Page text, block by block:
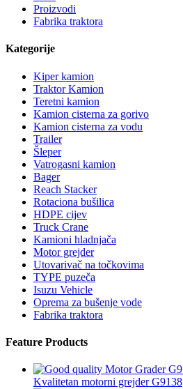
Proizvodi
Fabrika traktora
Kategorije
Kiper kamion
Traktor Kamion
Teretni kamion
Kamion cisterna za gorivo
Kamion cisterna za vodu
Trailer
Šleper
Vatrogasni kamion
Bager
Reach Stacker
Rotaciona bušilica
HDPE cijev
Truck Crane
Kamioni hladnjača
Motor grejder
Utovarivač na točkovima
TYPE puzeča
Isuzu Vehicle
Oprema za bušenje vode
Fabrika traktora
Feature Products
Kvalitetan motorni grejder G9138